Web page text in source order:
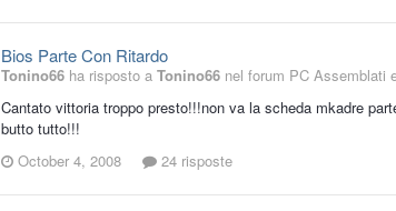
Bios Parte Con Ritardo
Tonino66 ha risposto a Tonino66 nel forum PC Assemblati
Cantato vittoria troppo presto!!!non va la scheda mkadre
butto tutto!!!
October 4, 2008
24 risposte